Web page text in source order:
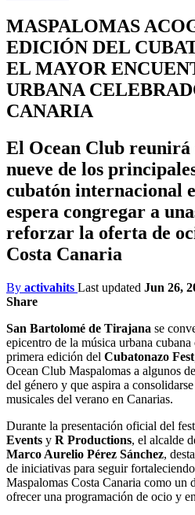
MASPALOMAS
EDICIÓN DEL
EL MAYOR
URBANA
CANARIA
El Ocean Club reunirá
nueve de los
cubatón internacional
espera congregar a
reforzar la oferta de
Costa Canaria
By activahits Last updated Jun 26,
Share
San Bartolomé de Tirajana se
epicentro de la música urbana
primera edición del Cubatonazo Fest
Ocean Club Maspalomas a algunos
del género y que aspira a
musicales del verano en Canarias.
Durante la presentación oficial del
Events y R Productions, el alcalde
Marco Aurelio Pérez Sánchez,
de iniciativas para seguir
Maspalomas Costa Canaria como un
ofrecer una programación de ocio y